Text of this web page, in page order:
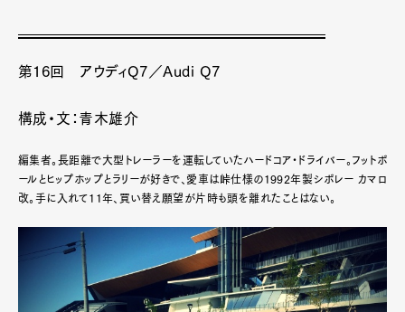
第16回 アウディQ7／Audi Q7
構成・文：青木雄介
編集者。長距離で大型トレーラーを運転していたハードコア・ドライバー。フットボ
ールとヒップホップとラリーが好きで、愛車は峠仕様の1992年製シボレー カマロ
改。手に入れて11年、買い替え願望が片時も頭を離れたことはない。